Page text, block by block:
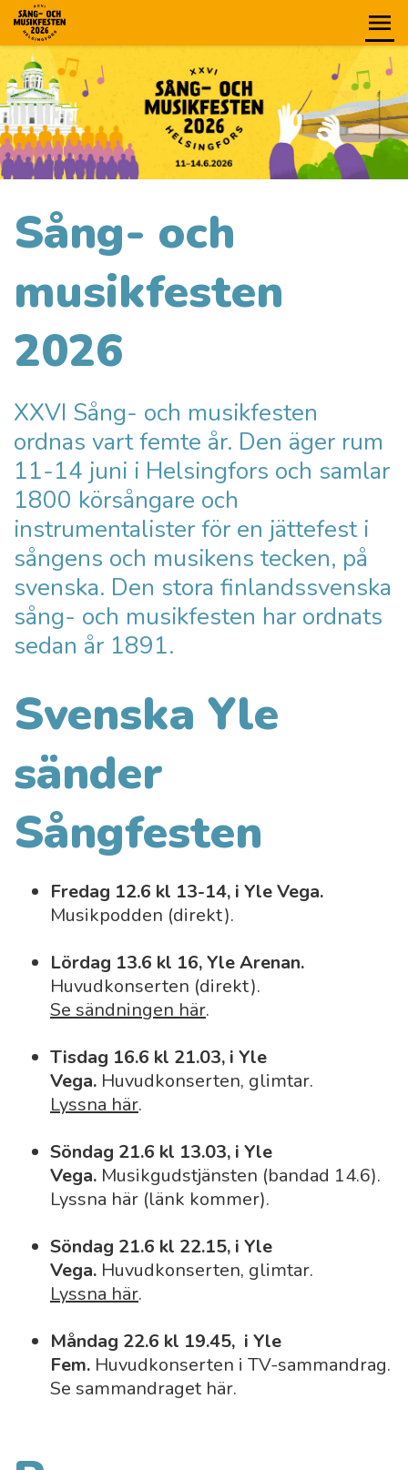
Sång- och
musikfesten
2026
XXVI Sång- och musikfesten
ordnas vart femte år. Den äger rum
11-14 juni i Helsingfors och samlar
1800 körsångare och
instrumentalister för en jättefest i
sångens och musikens tecken, på
svenska. Den stora finlandssvenska
sång- och musikfesten har ordnats
sedan år 1891.
Svenska Yle
sänder
Sångfesten
Fredag 12.6 kl 13-14, i Yle Vega.
Musikpodden (direkt).
Lördag 13.6 kl 16, Yle Arenan.
Huvudkonserten (direkt).
Se sändningen här.
Tisdag 16.6 kl 21.03, i Yle
Vega. Huvudkonserten, glimtar.
Lyssna här.
Söndag 21.6 kl 13.03, i Yle
Vega. Musikgudstjänsten (bandad 14.6).
Lyssna här (länk kommer).
Söndag 21.6 kl 22.15, i Yle
Vega. Huvudkonserten, glimtar.
Lyssna här.
Måndag 22.6 kl 19.45, i Yle
Fem. Huvudkonserten i TV-sammandrag.
Se sammandraget här.